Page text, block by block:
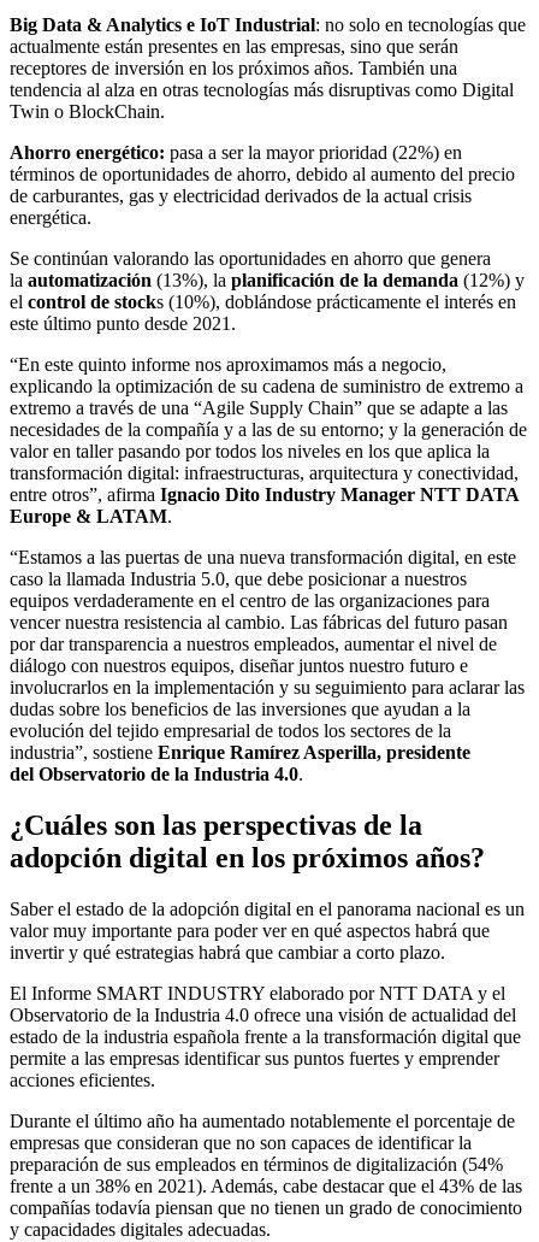
Big Data & Analytics e IoT Industrial: no solo en tecnologías que
actualmente están presentes en las empresas, sino que serán
receptores de inversión en los próximos años. También una
tendencia al alza en otras tecnologías más disruptivas como Digital
Twin o BlockChain.
Ahorro energético: pasa a ser la mayor prioridad (22%) en
términos de oportunidades de ahorro, debido al aumento del precio
de carburantes, gas y electricidad derivados de la actual crisis
energética.
Se continúan valorando las oportunidades en ahorro que genera
la automatización (13%), la planificación de la demanda (12%) y
el control de stocks (10%), doblándose prácticamente el interés en
este último punto desde 2021.
“En este quinto informe nos aproximamos más a negocio,
explicando la optimización de su cadena de suministro de extremo a
extremo a través de una “Agile Supply Chain” que se adapte a las
necesidades de la compañía y a las de su entorno; y la generación de
valor en taller pasando por todos los niveles en los que aplica la
transformación digital: infraestructuras, arquitectura y conectividad,
entre otros”, afirma Ignacio Dito Industry Manager NTT DATA
Europe & LATAM.
“Estamos a las puertas de una nueva transformación digital, en este
caso la llamada Industria 5.0, que debe posicionar a nuestros
equipos verdaderamente en el centro de las organizaciones para
vencer nuestra resistencia al cambio. Las fábricas del futuro pasan
por dar transparencia a nuestros empleados, aumentar el nivel de
diálogo con nuestros equipos, diseñar juntos nuestro futuro e
involucrarlos en la implementación y su seguimiento para aclarar las
dudas sobre los beneficios de las inversiones que ayudan a la
evolución del tejido empresarial de todos los sectores de la
industria”, sostiene Enrique Ramírez Asperilla, presidente
del Observatorio de la Industria 4.0.
¿Cuáles son las perspectivas de la
adopción digital en los próximos años?
Saber el estado de la adopción digital en el panorama nacional es un
valor muy importante para poder ver en qué aspectos habrá que
invertir y qué estrategias habrá que cambiar a corto plazo.
El Informe SMART INDUSTRY elaborado por NTT DATA y el
Observatorio de la Industria 4.0 ofrece una visión de actualidad del
estado de la industria española frente a la transformación digital que
permite a las empresas identificar sus puntos fuertes y emprender
acciones eficientes.
Durante el último año ha aumentado notablemente el porcentaje de
empresas que consideran que no son capaces de identificar la
preparación de sus empleados en términos de digitalización (54%
frente a un 38% en 2021). Además, cabe destacar que el 43% de las
compañías todavía piensan que no tienen un grado de conocimiento
y capacidades digitales adecuadas.